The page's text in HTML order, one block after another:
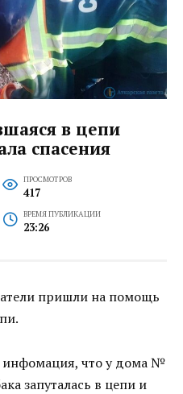
в цепи
спасения
ПРОСМОТРОВ
417
ВРЕМЯ ПУБЛИКАЦИИ
23:26
пришли на помощь
инфомация, что у дома №
запуталась в цепи и